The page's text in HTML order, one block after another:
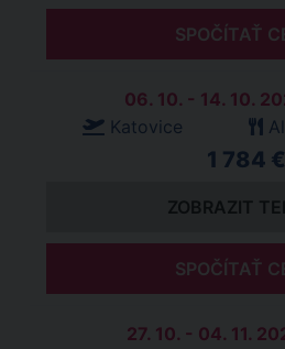
SPOČÍTAŤ
06. 10. - 14. 10.
Katovice
1 784 €
ZOBRAZIT
SPOČÍTAŤ
27. 10. - 04. 11.